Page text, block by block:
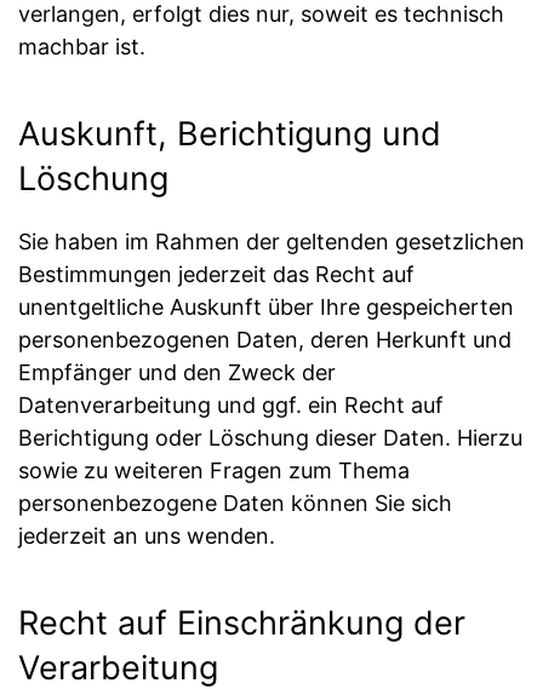
verlangen, erfolgt dies nur, soweit es technisch
machbar ist.
Auskunft, Berichtigung und
Löschung
Sie haben im Rahmen der geltenden gesetzlichen
Bestimmungen jederzeit das Recht auf
unentgeltliche Auskunft über Ihre gespeicherten
personenbezogenen Daten, deren Herkunft und
Empfänger und den Zweck der
Datenverarbeitung und ggf. ein Recht auf
Berichtigung oder Löschung dieser Daten. Hierzu
sowie zu weiteren Fragen zum Thema
personenbezogene Daten können Sie sich
jederzeit an uns wenden.
Recht auf Einschränkung der
Verarbeitung